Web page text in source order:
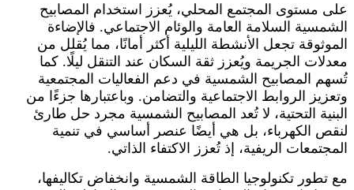
على مستوى المجتمع المحلي، يُعزز استخدام المصابيح
الشمسية السلامة العامة والوئام الاجتماعي. فالإضاءة
الموثوقة تجعل الأنشطة الليلية أكثر أمانًا، مما يُقلل من
معدلات الجريمة ويُعزز ثقة السكان عند التنقل ليلًا. كما
تُسهم المصابيح الشمسية في دعم الفعاليات المجتمعية
وتعزيز الروابط الاجتماعية والتضامن. وباعتبارها جزءًا من
البنية التحتية، لا تُعد المصابيح الشمسية مجرد حل طارئ
لنقص الكهرباء، بل هي أيضًا عنصر أساسي في تنمية
المجتمعات الريفية، إذ تُعزز الاكتفاء الذاتي.
مع تطور تكنولوجيا الطاقة الشمسية وانخفاض تكاليفها،